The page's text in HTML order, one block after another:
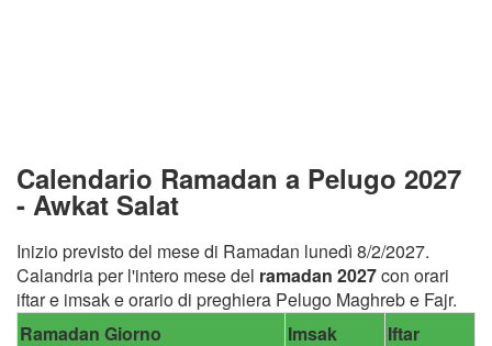
Calendario Ramadan a Pelugo 2027
- Awkat Salat
Inizio previsto del mese di Ramadan lunedì 8/2/2027.
Calandria per l'intero mese del ramadan 2027con orari
iftar e imsak e orario di preghiera Pelugo Maghreb e Fajr.
Ramadan Giorno
Imsak
Iftar